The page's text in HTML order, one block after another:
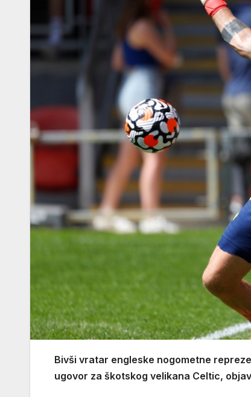
Bivši vratar engleske nogometne
ugovor za škotskog velikana Celtic,